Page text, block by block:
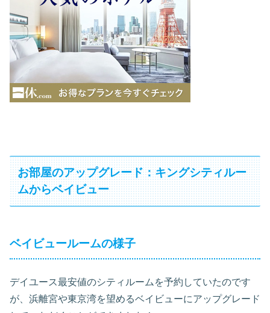
お部屋のアップグレード：キングシティルー
ムからベイビュー
ベイビュールームの様子
デイユース最安値のシティルームを予約していたのです
が、浜離宮や東京湾を望めるベイビューにアップグレード